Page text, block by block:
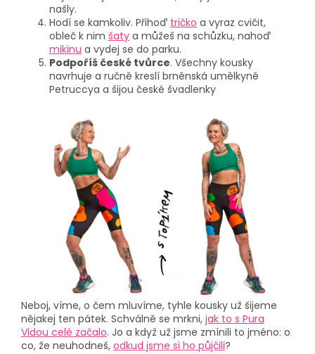
našly.
Hodí se kamkoliv. Přihoď tričko a vyraz cvičit,
obleč k nim šaty a můžeš na schůzku, nahoď
mikinu a vydej se do parku.
Podpoříš české tvůrce. Všechny kousky
navrhuje a ručně kreslí brněnská umělkyně
Petruccya a šijou české švadlenky
Neboj, víme, o čem mluvíme, tyhle kousky už šijeme
nějakej ten pátek. Schválně se mrkni, jak to s Pura
Vidou celé začalo. Jo a když už jsme zmínili to jméno: o
co, že neuhodneš, odkud jsme si ho půjčili?